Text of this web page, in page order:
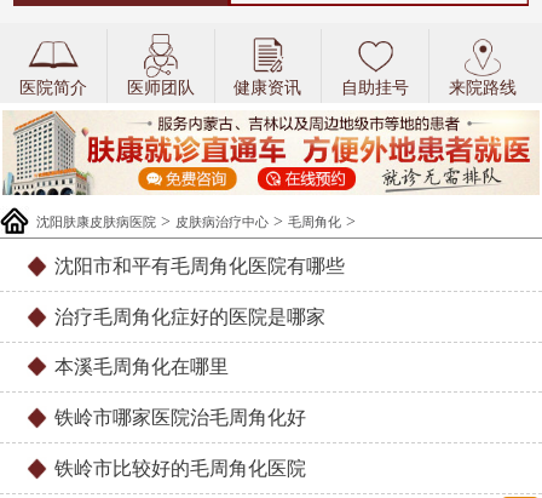
医院简介 医师团队 健康资讯 自助挂号 来院路线
沈阳肤康皮肤病医院 > 皮肤病治疗中心 > 毛周角化 >
沈阳市和平有毛周角化医院有哪些
治疗毛周角化症好的医院是哪家
本溪毛周角化在哪里
铁岭市哪家医院治毛周角化好
铁岭市比较好的毛周角化医院